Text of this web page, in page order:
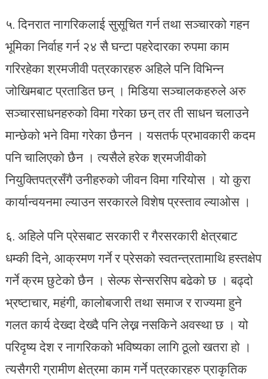
५. दिनरात नागरिकलाई सुसूचित गर्न तथा सञ्चारको गहन
भूमिका निर्वाह गर्न २४ सै घन्टा पहरेदारका रुपमा काम
गरिरहेका श्रमजीवी पत्रकारहरु अहिले पनि विभिन्न
जोखिमबाट प्रताडित छन् । मिडिया सञ्चालकहरुले अरु
सञ्चारसाधनहरुको विमा गरेका छन् तर ती साधन चलाउने
मान्छेको भने विमा गरेका छैनन । यसतर्फ प्रभावकारी कदम
पनि चालिएको छैन । त्यसैले हरेक श्रमजीवीको
नियुक्तिपत्रसँगै उनीहरुको जीवन विमा गरियोस । यो कुरा
कार्यान्वयनमा ल्याउन सरकारले विशेष प्रस्ताव ल्याओस ।
६. अहिले पनि प्रेसबाट सरकारी र गैरसरकारी क्षेत्रबाट
धम्की दिने, आक्रमण गर्ने र प्रेसको स्वतन्त्रतामाथि हस्तक्षेप
गर्ने क्रम छुटेको छैन । सेल्फ सेन्सरसिप बढेको छ । बढ्दो
भ्रष्टाचार, महंगी, कालोबजारी तथा समाज र राज्यमा हुने
गलत कार्य देख्दा देख्दै पनि लेख्न नसकिने अवस्था छ । यो
परिदृष्य देश र नागरिकको भविष्यका लागि ठूलो खतरा हो ।
त्यसैगरी ग्रामीण क्षेत्रमा काम गर्ने पत्रकारहरु प्राकृतिक